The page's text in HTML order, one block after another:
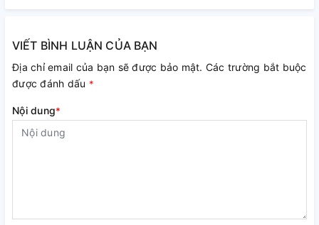
VIẾT BÌNH LUẬN CỦA BẠN
Địa chỉ email của bạn sẽ được bảo mật. Các trường bắt buộc
được đánh dấu *
Nội dung*